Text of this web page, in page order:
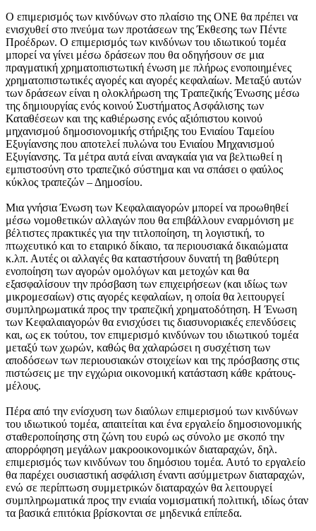
Ο επιμερισμός των κινδύνων στο πλαίσιο της ΟΝΕ θα πρέπει να
ενισχυθεί στο πνεύμα των προτάσεων της Έκθεσης των Πέντε
Προέδρων. Ο επιμερισμός των κινδύνων του ιδιωτικού τομέα
μπορεί να γίνει μέσω δράσεων που θα οδηγήσουν σε μια
πραγματική χρηματοπιστωτική ένωση με πλήρως ενοποιημένες
χρηματοπιστωτικές αγορές και αγορές κεφαλαίων. Μεταξύ αυτών
των δράσεων είναι η ολοκλήρωση της Τραπεζικής Ένωσης μέσω
της δημιουργίας ενός κοινού Συστήματος Ασφάλισης των
Καταθέσεων και της καθιέρωσης ενός αξιόπιστου κοινού
μηχανισμού δημοσιονομικής στήριξης του Ενιαίου Ταμείου
Εξυγίανσης που αποτελεί πυλώνα του Ενιαίου Μηχανισμού
Εξυγίανσης. Τα μέτρα αυτά είναι αναγκαία για να βελτιωθεί η
εμπιστοσύνη στο τραπεζικό σύστημα και να σπάσει ο φαύλος
κύκλος τραπεζών – Δημοσίου.
Μια γνήσια Ένωση των Κεφαλαιαγορών μπορεί να προωθηθεί
μέσω νομοθετικών αλλαγών που θα επιβάλλουν εναρμόνιση με
βέλτιστες πρακτικές για την τιτλοποίηση, τη λογιστική, το
πτωχευτικό και το εταιρικό δίκαιο, τα περιουσιακά δικαιώματα
κ.λπ. Αυτές οι αλλαγές θα καταστήσουν δυνατή τη βαθύτερη
ενοποίηση των αγορών ομολόγων και μετοχών και θα
εξασφαλίσουν την πρόσβαση των επιχειρήσεων (και ιδίως των
μικρομεσαίων) στις αγορές κεφαλαίων, η οποία θα λειτουργεί
συμπληρωματικά προς την τραπεζική χρηματοδότηση. Η Ένωση
των Κεφαλαιαγορών θα ενισχύσει τις διασυνοριακές επενδύσεις
και, ως εκ τούτου, τον επιμερισμό κινδύνων του ιδιωτικού τομέα
μεταξύ των χωρών, καθώς θα χαλαρώσει η συσχέτιση των
αποδόσεων των περιουσιακών στοιχείων και της πρόσβασης στις
πιστώσεις με την εγχώρια οικονομική κατάσταση κάθε κράτους-
μέλους.
Πέρα από την ενίσχυση των διαύλων επιμερισμού των κινδύνων
του ιδιωτικού τομέα, απαιτείται και ένα εργαλείο δημοσιονομικής
σταθεροποίησης στη ζώνη του ευρώ ως σύνολο με σκοπό την
απορρόφηση μεγάλων μακροοικονομικών διαταραχών, δηλ.
επιμερισμός των κινδύνων του δημόσιου τομέα. Αυτό το εργαλείο
θα παρέχει ουσιαστική ασφάλιση έναντι ασύμμετρων διαταραχών,
ενώ σε περίπτωση συμμετρικών διαταραχών θα λειτουργεί
συμπληρωματικά προς την ενιαία νομισματική πολιτική, ιδίως όταν
τα βασικά επιτόκια βρίσκονται σε μηδενικά επίπεδα.